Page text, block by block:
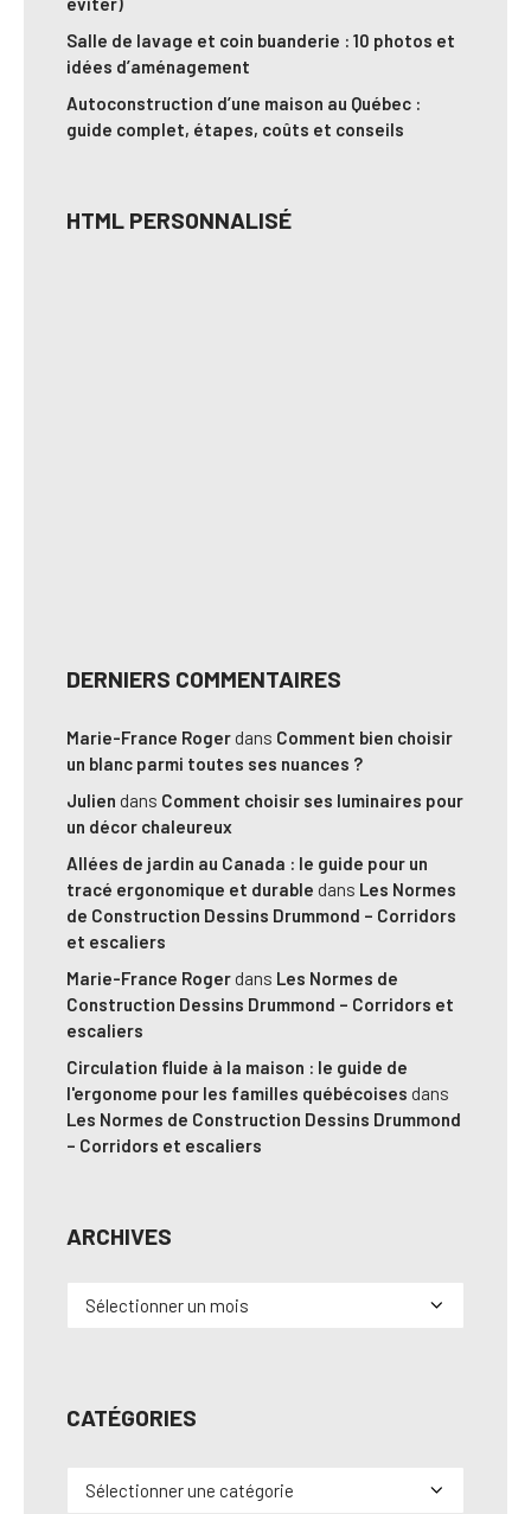
Salle de lavage et coin buanderie : 10 photos et
idées d’aménagement
Autoconstruction d’une maison au Québec :
guide complet, étapes, coûts et conseils
HTML PERSONNALISÉ
DERNIERS COMMENTAIRES
Marie-France Roger dans Comment bien choisir
un blanc parmi toutes ses nuances ?
Julien dans Comment choisir ses luminaires pour
un décor chaleureux
Allées de jardin au Canada : le guide pour un
tracé ergonomique et durable dans Les Normes
de Construction Dessins Drummond – Corridors
et escaliers
Marie-France Roger dans Les Normes de
Construction Dessins Drummond – Corridors et
escaliers
Circulation fluide à la maison : le guide de
l'ergonome pour les familles québécoises dans
Les Normes de Construction Dessins Drummond
– Corridors et escaliers
ARCHIVES
Archives
CATÉGORIES
Catégories